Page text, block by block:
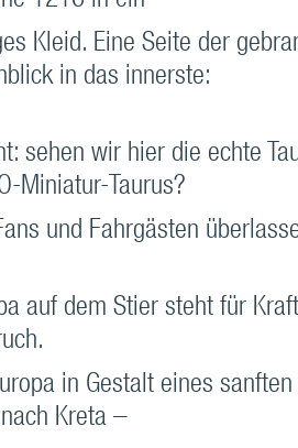
Kleid. Eine Seite der
in das innerste:
sehen wir hier die echte
Miniatur-Taurus?
und Fahrgästen
auf dem Stier steht für
in Gestalt eines
Kreta –